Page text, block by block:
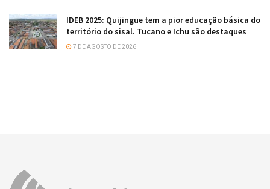
IDEB 2025: Quijingue tem a pior educação básica do
território do sisal. Tucano e Ichu são destaques
7 DE AGOSTO DE 2026